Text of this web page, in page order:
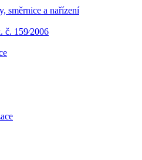
směrnice a nařízení
č. 159⁄2006